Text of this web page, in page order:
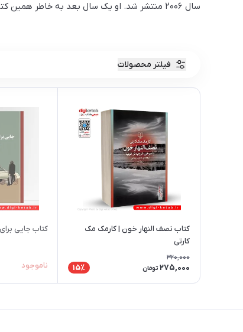
سال ۲۰۰۶ منتشر شد. او یک سال بعد به خاطر همین کتاب برنده جایزه پولیتزر شد.
فیلتر محصولات
کتاب نصف النهار خون | کارمک مک
کارتی
320,000
275,000 تومان 15٪
کتاب جایی
ناموجود